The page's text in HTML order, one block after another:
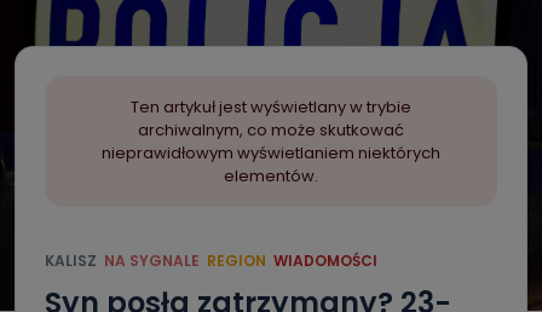
Ten artykuł jest wyświetlany w trybie
archiwalnym, co może skutkować
nieprawidłowym wyświetlaniem niektórych
elementów.
KALISZ NA SYGNALE REGION WIADOMOŚCI
Syn posła zatrzymany? 23-